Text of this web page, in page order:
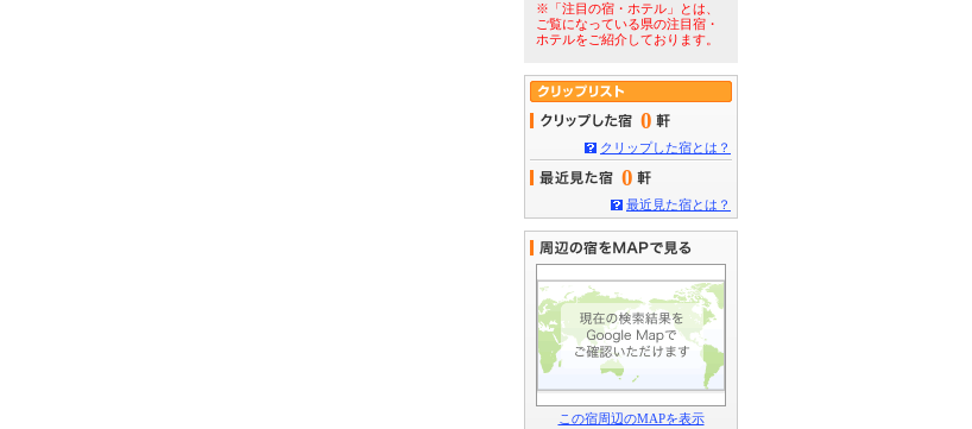
※「注目の宿・ホテル」とは、
ご覧になっている県の注目宿・
ホテルをご紹介しております。
0
クリップした宿とは？
0
最近見た宿とは？
この宿周辺のMAPを表示